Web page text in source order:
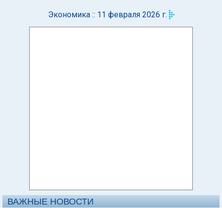
Экономика :: 11 февраля 2026 г.
ВАЖНЫЕ НОВОСТИ